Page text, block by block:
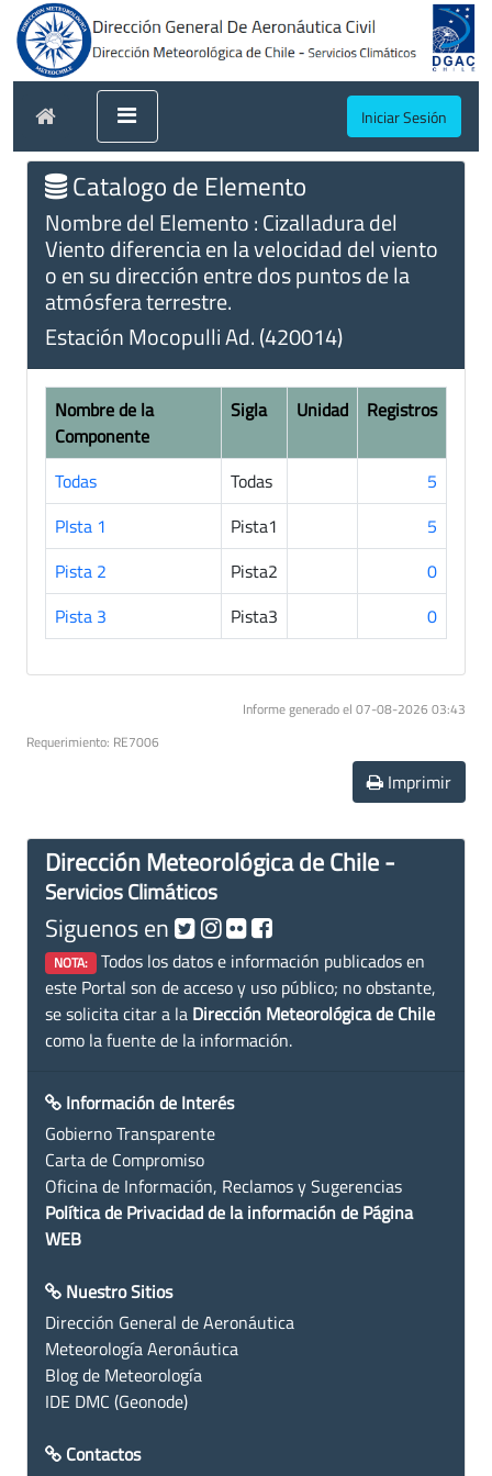
Iniciar Sesión
Catalogo de Elemento
Nombre del Elemento : Cizalladura del
Viento diferencia en la velocidad del viento
o en su dirección entre dos puntos de la
atmósfera terrestre.
Estación Mocopulli Ad. (420014)
Nombre de la
Componente
Sigla Unidad Registros
Todas Todas
5
PIsta 1
Pista1
5
Pista 2
Pista2
0
Pista 3
Pista3 0
Informe generado el 07-08-2026 03:43
Requerimiento: RE7006
Imprimir
Dirección Meteorológica de Chile -
Servicios Climáticos
Siguenos en
NOTA: Todos los datos e información publicados en
este Portal son de acceso y uso público; no obstante,
se solicita citar a la Dirección Meteorológica de Chile
como la fuente de la información.
Información de Interés
Gobierno Transparente
Carta de Compromiso
Oficina de Información, Reclamos y Sugerencias
Política de Privacidad de la información de Página
WEB
Nuestro Sitios
Dirección General de Aeronáutica
Meteorología Aeronáutica
Blog de Meteorología
IDE DMC (Geonode)
Contactos